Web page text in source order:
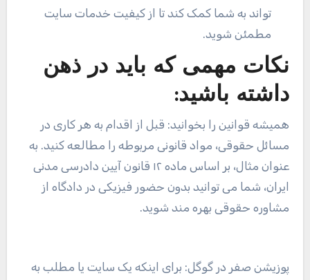
تواند به شما کمک کند تا از کیفیت خدمات سایت
مطمئن شوید.
نکات مهمی که باید در ذهن
داشته باشید:
همیشه قوانین را بخوانید: قبل از اقدام به هر کاری در
مسائل حقوقی، مواد قانونی مربوطه را مطالعه کنید. به
عنوان مثال، بر اساس ماده ۱۲ قانون آیین دادرسی مدنی
ایران، شما می توانید بدون حضور فیزیکی در دادگاه از
مشاوره حقوقی بهره مند شوید.
پوزیشن صفر در گوگل: برای اینکه یک سایت یا مطلب به